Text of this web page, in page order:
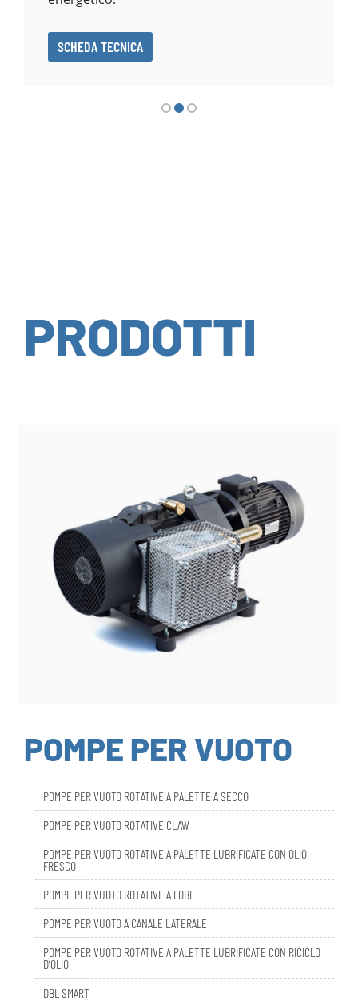
SCHEDA TECNICA
PRODOTTI
POMPE PER VUOTO
POMPE PER VUOTO ROTATIVE A PALETTE A SECCO
POMPE PER VUOTO ROTATIVE CLAW
POMPE PER VUOTO ROTATIVE A PALETTE LUBRIFICATE CON OLIO
FRESCO
POMPE PER VUOTO ROTATIVE A LOBI
POMPE PER VUOTO A CANALE LATERALE
POMPE PER VUOTO ROTATIVE A PALETTE LUBRIFICATE CON RICICLO
D’OLIO
DBL SMART